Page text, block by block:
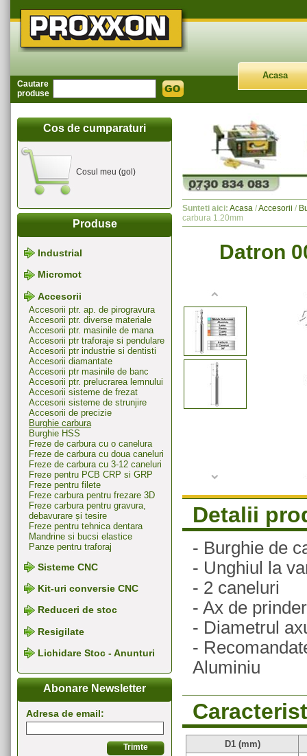
Cautare
produse
Acasa
Cos de cumparaturi
Cosul meu (gol)
Produse
Industrial
Micromot
Accesorii
Accesorii ptr. ap. de pirogravura
Accesorii ptr. diverse materiale
Accesorii ptr. masinile de mana
Accesorii ptr traforaje si pendulare
Accesorii ptr industrie si dentisti
Accesorii diamantate
Accesorii ptr masinile de banc
Accesorii ptr. prelucrarea lemnului
Accesorii sisteme de frezat
Accesorii sisteme de strunjire
Accesorii de precizie
Burghie carbura
Burghie HSS
Freze de carbura cu o canelura
Freze de carbura cu doua caneluri
Freze de carbura cu 3-12 caneluri
Freze pentru PCB CRP si GRP
Freze pentru filete
Freze carbura pentru frezare 3D
Freze carbura pentru gravura,
debavurare și tesire
Freze pentru tehnica dentara
Mandrine si bucsi elastice
Panze pentru traforaj
Sisteme CNC
Kit-uri conversie CNC
Reduceri de stoc
Resigilate
Lichidare Stoc - Anunturi
Abonare Newsletter
Adresa de email:
Sunteti aici: Acasa /Accesorii /
carbura 1.20mm
Datron
Detalii
- Burghie de
- Unghiul la
- 2 caneluri
- Ax de
- Diametrul
-
Aluminiu
D1 (mm)